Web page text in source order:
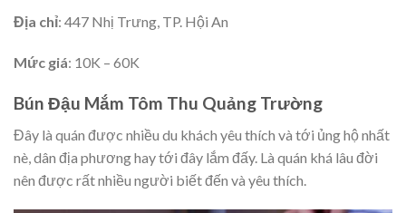
Địa chỉ: 447 Nhị Trưng, TP. Hội An
Mức giá: 10K – 60K
Bún Đậu Mắm Tôm Thu Quảng Trường
Đây là quán được nhiều du khách yêu thích và tới ủng hộ nhất
nè, dân địa phương hay tới đây lắm đấy. Là quán khá lâu đời
nên được rất nhiều người biết đến và yêu thích.